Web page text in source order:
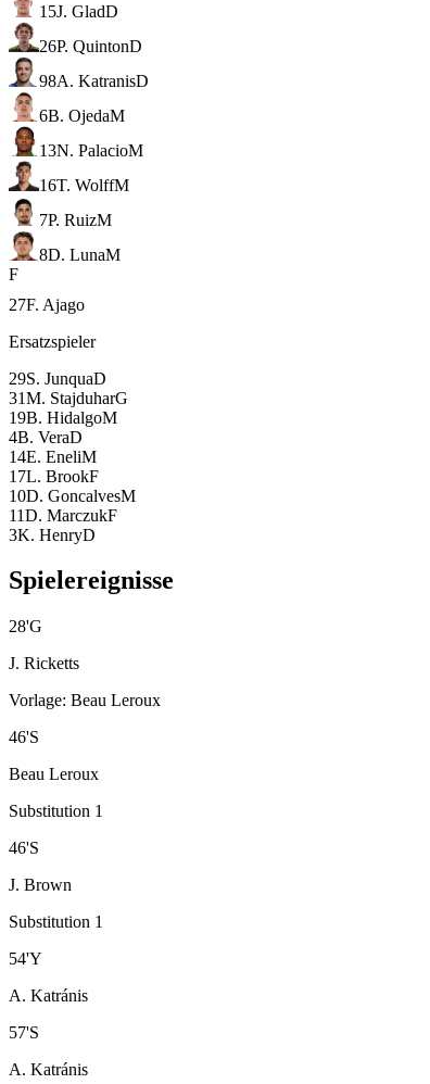
15J. GladD
26P. QuintonD
98A. KatranisD
6B. OjedaM
13N. PalacioM
16T. WolffM
7P. RuizM
8D. LunaM
F
27F. Ajago
Ersatzspieler
29S. JunquaD
31M. StajduharG
19B. HidalgoM
4B. VeraD
14E. EneliM
17L. BrookF
10D. GoncalvesM
11D. MarczukF
3K. HenryD
Spielereignisse
28'G
J. Ricketts
Vorlage: Beau Leroux
46'S
Beau Leroux
Substitution 1
46'S
J. Brown
Substitution 1
54'Y
A. Katránis
57'S
A. Katránis